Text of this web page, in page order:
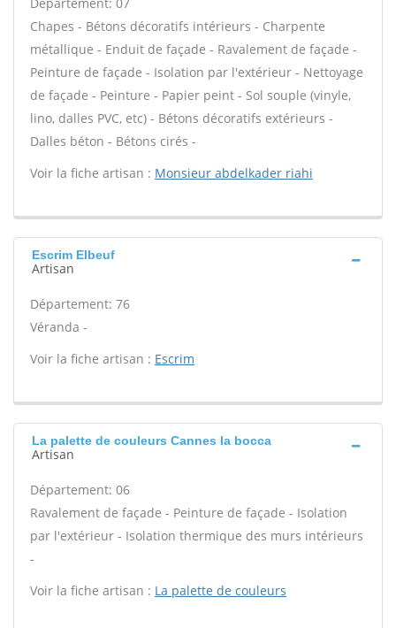
Chapes - Bétons décoratifs intérieurs - Charpente
métallique - Enduit de façade - Ravalement de façade -
Peinture de façade - Isolation par l'extérieur - Nettoyage
de façade - Peinture - Papier peint - Sol souple (vinyle,
lino, dalles PVC, etc) - Bétons décoratifs extérieurs -
Dalles béton - Bétons cirés -
Voir la fiche artisan : Monsieur abdelkader riahi
Escrim Elbeuf
Artisan
Département: 76
Véranda -
Voir la fiche artisan : Escrim
La palette de couleurs Cannes la bocca
Artisan
Département: 06
Ravalement de façade - Peinture de façade - Isolation
par l'extérieur - Isolation thermique des murs intérieurs
-
Voir la fiche artisan : La palette de couleurs